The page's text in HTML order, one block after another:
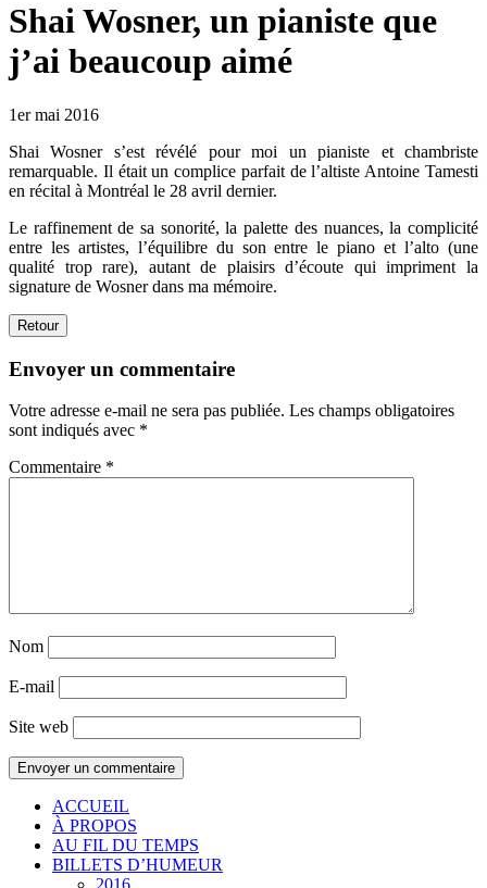
Shai Wosner, un pianiste que
j’ai beaucoup aimé
1er mai 2016
Shai Wosner s’est révélé pour moi un pianiste et chambriste
remarquable. Il était un complice parfait de l’altiste Antoine Tamesti
en récital à Montréal le 28 avril dernier.
Le raffinement de sa sonorité, la palette des nuances, la complicité
entre les artistes, l’équilibre du son entre le piano et l’alto (une
qualité trop rare), autant de plaisirs d’écoute qui impriment la
signature de Wosner dans ma mémoire.
Retour
Envoyer un commentaire
Votre adresse e-mail ne sera pas publiée. Les champs obligatoires
sont indiqués avec *
Commentaire *
Nom
E-mail
Site web
ACCUEIL
À PROPOS
AU FIL DU TEMPS
BILLETS D’HUMEUR